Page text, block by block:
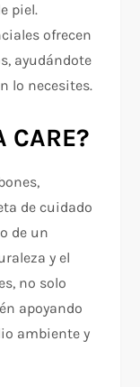
piel.
ofrecen
ayudándote
lo necesites.
CARE?
de cuidado
de un
y el
no solo
apoyando
ambiente y